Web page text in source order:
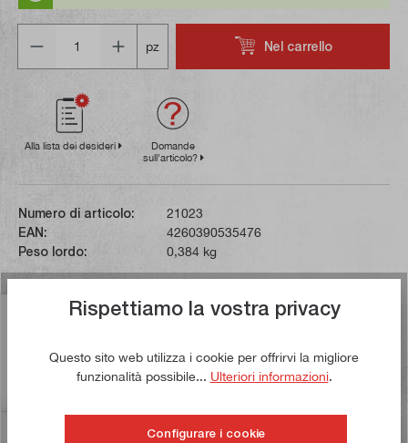
pz
Nel carrello
Alla lista dei desideri
Domande
sull'articolo?
Numero di articolo:
21023
EAN:
4260390535476
Peso lordo:
0,384 kg
Descrizione
conformità alla norma DIN 875/00 e forma un angolo di
7
Rispettiamo la vostra privacy
Questo sito web utilizza i cookie per offrirvi la migliore
funzionalità possibile... Ulteriori informazioni.
Configurare i cookie